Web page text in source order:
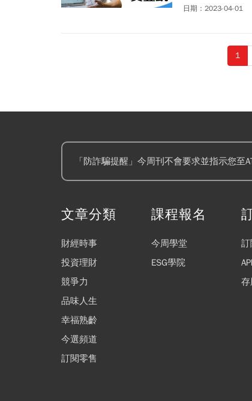
以任何型態傳播於
日期：2023-04-01
1
「防詐騙提醒」今周刊不會要求並指示您
文章分類
財經時事
投資理財
競爭力
品味人生
幸福熟齡
今選頻道
訂閱零售
課程報名
今周學堂
ESG學院
訂
存